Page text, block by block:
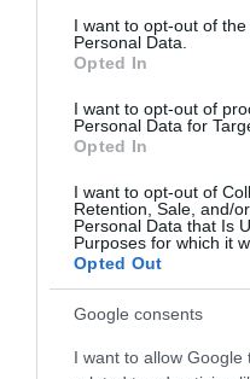
consent section.
I want to opt-out of
Personal Data.
Opted In
I want to opt-out of
Personal Data for
Opted In
I want to opt-out of
Retention, Sale, and/
Personal Data that Is
Purposes for which it
Opted Out
Google consents
I want to allow Google
Akár 1000
Gyári képeken a